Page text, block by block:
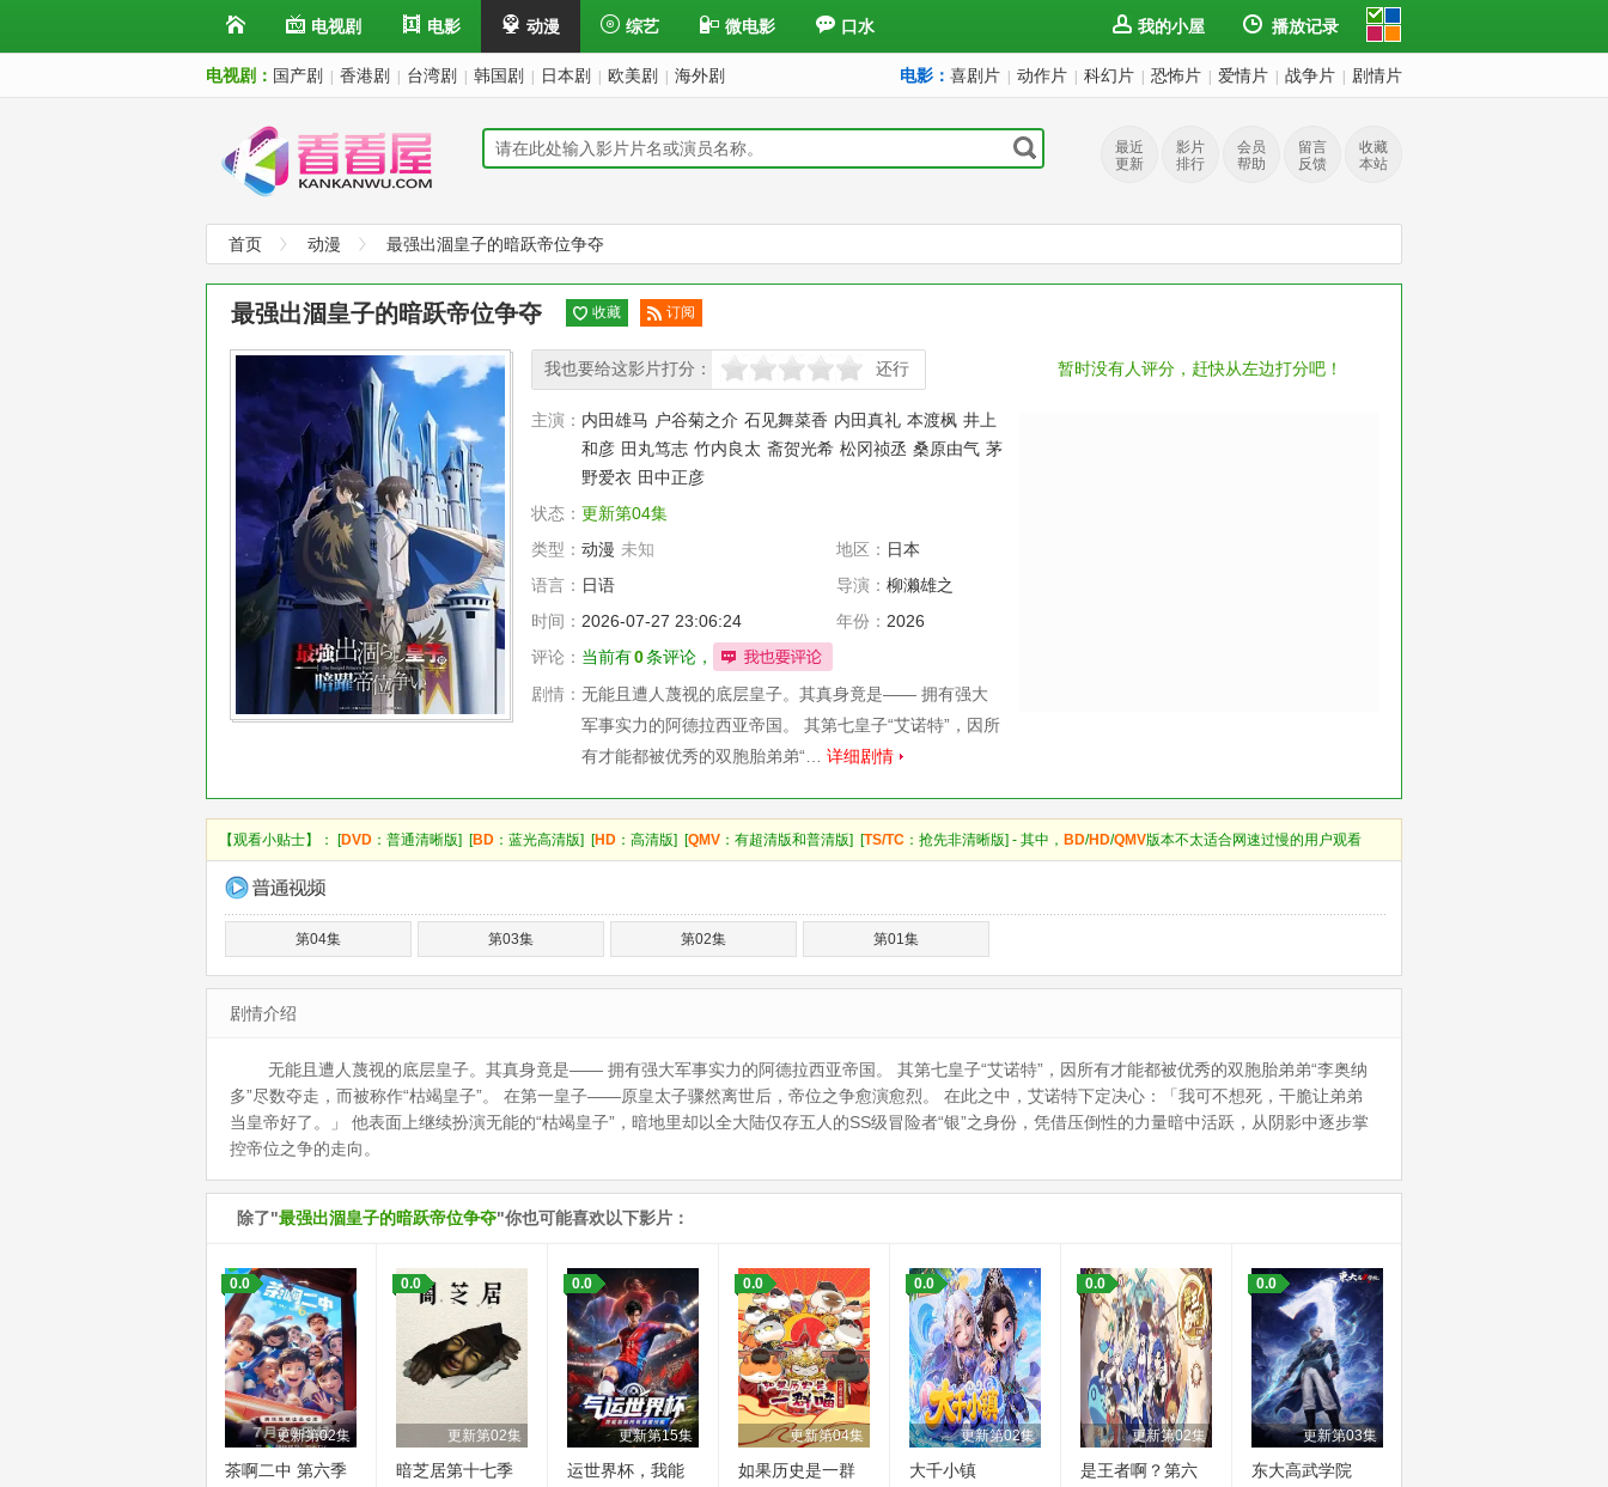
电视剧 电影 动漫 综艺 微电影 口水 我的小屋 播放记录
电视剧： 国产剧 香港剧 台湾剧 韩国剧 日本剧 欧美剧 海外剧 电影： 喜剧片 动作片 科幻片 恐怖片 爱情片 战争片 剧情片
最近
更新
影片
排行
会员
帮助
留言
反馈
收藏
本站
首页 动漫 最强出涸皇子的暗跃帝位争夺
暂时没有人评分，赶快从左边打分吧！
最强出涸皇子的暗跃帝位争夺 收藏
订阅
阅
我也要给这影片打分：
很差较差 还行推荐 力荐 还行
主演： 内田雄马 户谷菊之介 石见舞菜香 内田真礼 本渡枫 井上
和彦 田丸笃志 竹内良太 斋贺光希 松冈祯丞 桑原由气 茅
野爱衣 田中正彦
状态： 更新第04集
类型： 动漫 未知 地区： 日本
语言： 日语 导演： 柳濑雄之
时间： 2026-07-27 23:06:24 年份： 2026
评论： 当前有0条评论，
剧情： 无能且遭人蔑视的底层皇子。其真身竟是—— 拥有强大
军事实力的阿德拉西亚帝国。 其第七皇子“艾诺特”，因所
有才能都被优秀的双胞胎弟弟“… 详细剧情
【观看小贴士】： [DVD ：普通清晰版] [BD ：蓝光高清版] [HD ：高清版] [QMV ：有超清版和普清版] [TS/TC ：抢先非清晰版] - 其中， BD/HD/QMV版本不太适合网速过慢的用户观看
第04集 第03集 第02集 第01集
剧情介绍
无能且遭人蔑视的底层皇子。其真身竟是—— 拥有强大军事实力的阿德拉西亚帝国。 其第七皇子“艾诺特”，因所有才能都被优秀的双胞胎弟弟“李奥纳
多”尽数夺走，而被称作“枯竭皇子”。 在第一皇子——原皇太子骤然离世后，帝位之争愈演愈烈。 在此之中，艾诺特下定决心：「我可不想死，干脆让弟弟
当皇帝好了。」 他表面上继续扮演无能的“枯竭皇子”，暗地里却以全大陆仅存五人的SS级冒险者“银”之身份，凭借压倒性的力量暗中活跃，从阴影中逐步掌
控帝位之争的走向。
除了"最强出涸皇子的暗跃帝位争夺"你也可能喜欢以下影片：
更新第02集
0.0
茶啊二中 第六季
更新第02集
0.0
暗芝居第十七季
更新第15集
0.0
运世界杯，我能
更新第04集
0.0
如果历史是一群
更新第02集
0.0
大千小镇
更新第02集
0.0
是王者啊？第六
更新第03集
0.0
东大高武学院